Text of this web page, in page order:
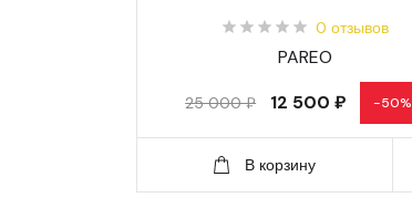
0 отзывов
PAREO
25 000 ₽ 12 500 ₽ -50%
В корзину